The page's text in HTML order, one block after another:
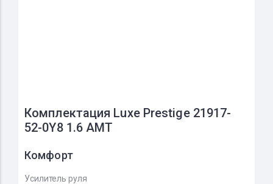
Комплектация Luxe Prestige 21917-
52-0Y8 1.6 AMT
Комфорт
Усилитель руля